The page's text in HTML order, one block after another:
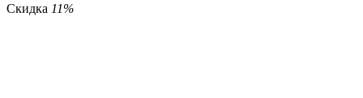
Скидка 11%